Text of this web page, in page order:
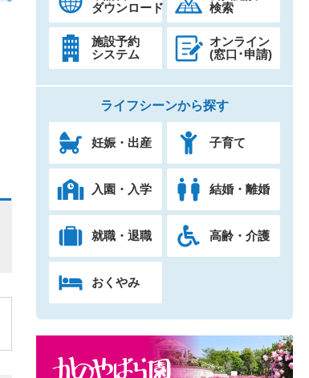
ダウンロード
検索
施設予約
システム
オンライン
(窓口･申請)
ライフシーンから探す
妊娠・出産 子育て
入園・入学 結婚・離婚
就職・退職 高齢・介護
おくやみ